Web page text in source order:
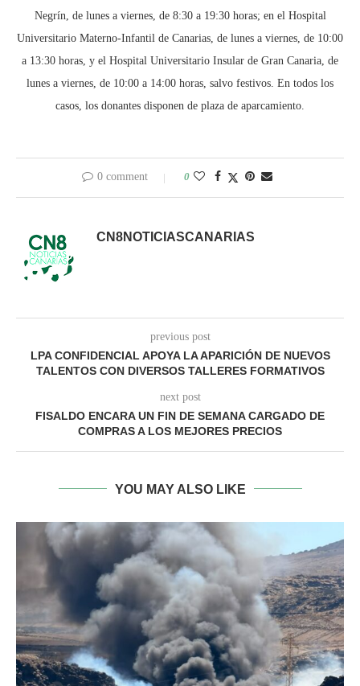
Negrín, de lunes a viernes, de 8:30 a 19:30 horas; en el Hospital
Universitario Materno-Infantil de Canarias, de lunes a viernes, de 10:00
a 13:30 horas, y el Hospital Universitario Insular de Gran Canaria, de
lunes a viernes, de 10:00 a 14:00 horas, salvo festivos. En todos los
casos, los donantes disponen de plaza de aparcamiento.
0 comment 0
CN8NOTICIASCANARIAS
previous post
LPA CONFIDENCIAL APOYA LA APARICIÓN DE NUEVOS
TALENTOS CON DIVERSOS TALLERES FORMATIVOS
next post
FISALDO ENCARA UN FIN DE SEMANA CARGADO DE
COMPRAS A LOS MEJORES PRECIOS
YOU MAY ALSO LIKE